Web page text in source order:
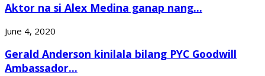
Aktor na si Alex Medina ganap nang...
June 4, 2020
Gerald Anderson kinilala bilang PYC Goodwill
Ambassador...